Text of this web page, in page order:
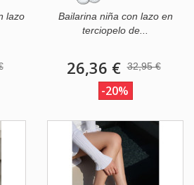
lazo
Bailarina niña con lazo en
terciopelo de...
26,36 € 32,95 €
-20%